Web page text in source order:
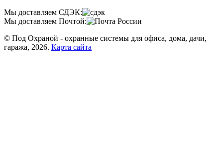
Мы доставляем СДЭК:
Мы доставляем Почтой:
© Под Охраной - охранные системы для офиса, дома, дачи,
гаража, 2026. Карта сайта